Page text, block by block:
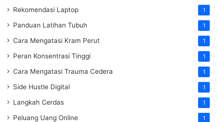
Rekomendasi Laptop 1
Panduan Latihan Tubuh 1
Cara Mengatasi Kram Perut 1
Peran Konsentrasi Tinggi 1
Cara Mengatasi Trauma Cedera 1
Side Hustle Digital 1
Langkah Cerdas 1
Peluang Uang Online 1